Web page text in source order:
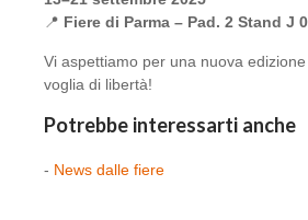
📍 Fiere di Parma – Pad. 2 Stand J
Vi aspettiamo per una nuova
voglia di libertà!
Potrebbe interessarti anche
- News dalle fiere